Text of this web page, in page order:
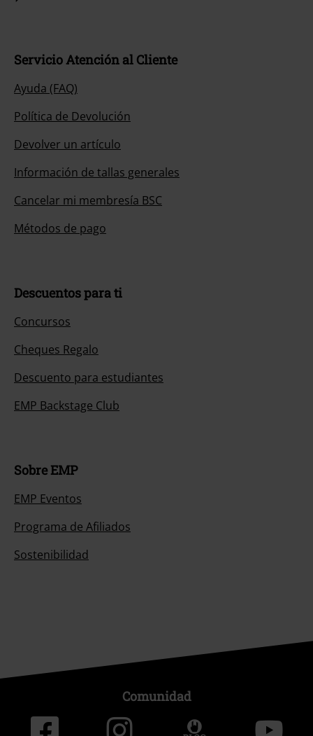
Servicio Atención al Cliente
Ayuda (FAQ)
Política de Devolución
Devolver un artículo
Información de tallas generales
Cancelar mi membresía BSC
Métodos de pago
Descuentos para ti
Concursos
Cheques Regalo
Descuento para estudiantes
EMP Backstage Club
Sobre EMP
EMP Eventos
Programa de Afiliados
Sostenibilidad
Comunidad